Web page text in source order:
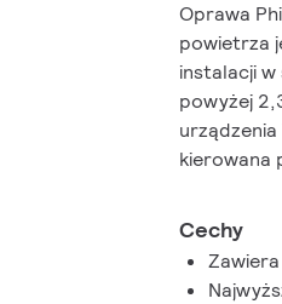
Oprawa
powietrza
instalacji
powyżej
kierowana
Cechy